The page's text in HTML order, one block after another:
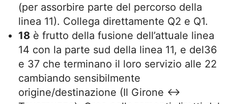
(per assorbire parte del percorso della
linea 11). Collega direttamente Q2 e Q1.
18 è frutto della fusione dell’attuale linea
14 con la parte sud della linea 11, e del36
e 37 che terminano il loro servizio alle 22
cambiando sensibilmente
origine/destinazione (Il Girone ↔